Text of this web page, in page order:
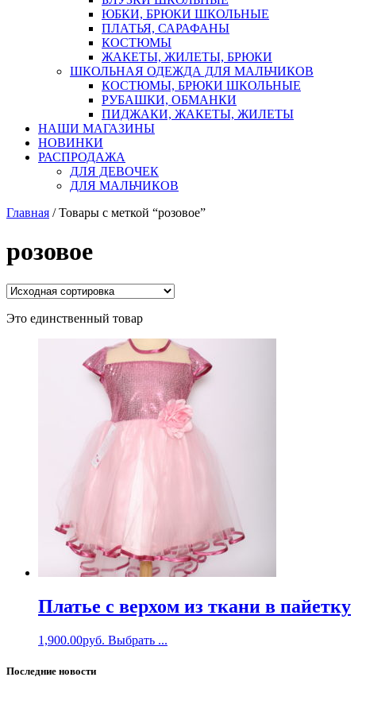
ЮБКИ, БРЮКИ ШКОЛЬНЫЕ
ПЛАТЬЯ, САРАФАНЫ
КОСТЮМЫ
ЖАКЕТЫ, ЖИЛЕТЫ, БРЮКИ
ШКОЛЬНАЯ ОДЕЖДА ДЛЯ МАЛЬЧИКОВ
КОСТЮМЫ, БРЮКИ ШКОЛЬНЫЕ
РУБАШКИ, ОБМАНКИ
ПИДЖАКИ, ЖАКЕТЫ, ЖИЛЕТЫ
НАШИ МАГАЗИНЫ
НОВИНКИ
РАСПРОДАЖА
ДЛЯ ДЕВОЧЕК
ДЛЯ МАЛЬЧИКОВ
Главная / Товары с меткой “розовое”
розовое
Это единственный товар
Платье с верхом из ткани в пайетку
1,900.00руб. Выбрать ...
Последние новости